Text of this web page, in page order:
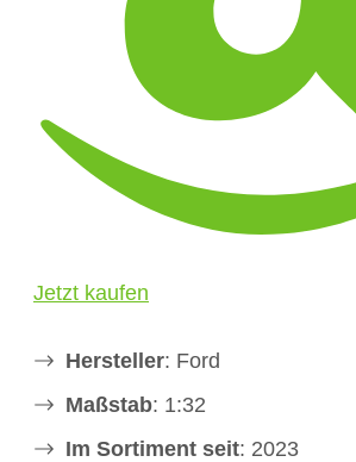
Jetzt kaufen
Hersteller: Ford
Maßstab: 1:32
Im Sortiment seit: 2023